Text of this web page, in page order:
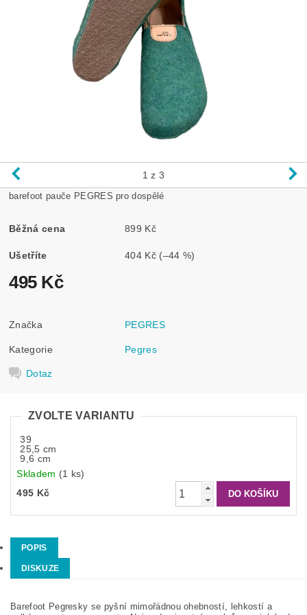
1 z 3
barefoot pauče PEGRES pro dospělé
Běžná cena 899 Kč
Ušetříte 404 Kč (–44 %)
495 Kč
Značka PEGRES
Kategorie Pegres
Dotaz
ZVOLTE VARIANTU
39
25,5 cm
9,6 cm
Skladem (1 ks)
495 Kč
POPIS
DISKUZE
Barefoot Pegresky se pyšní mimořádnou ohebností, lehkostí a